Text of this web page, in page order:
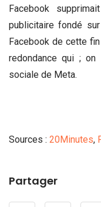
Facebook
publicitaire fondé
Facebook de cette
redondance qui ; on
sociale de Meta.
Sources : 20Minutes,
Partager